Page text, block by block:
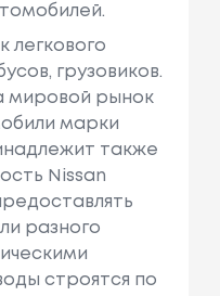
легкового
грузовиков.
мировой рынок
марки
также
Nissan
разного
строятся по